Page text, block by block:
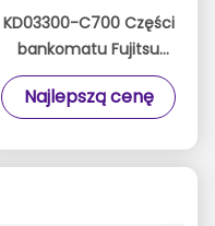
KD03300-C700 Części
bankomatu Fujitsu
F510 F-510 Kaseta
kasowa
Najlepszą cenę